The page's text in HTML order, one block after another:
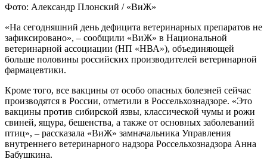
Фото: Александр Плонский / «ВиЖ»
«На сегодняшний день дефицита ветеринарных препаратов не
зафиксировано», – сообщили «ВиЖ» в Национальной
ветеринарной ассоциации (НП «НВА»), объединяющей
больше половины российских производителей ветеринарной
фармацевтики.
Кроме того, все вакцины от особо опасных болезней сейчас
производятся в России, отметили в Россельхознадзоре. «Это
вакцины против сибирской язвы, классической чумы и рожи
свиней, ящура, бешенства, а также от основных заболеваний
птиц», – рассказала «ВиЖ» замначальника Управления
внутреннего ветеринарного надзора Россельхознадзора Анна
Бабушкина.